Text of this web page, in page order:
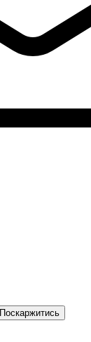
Поскаржитись